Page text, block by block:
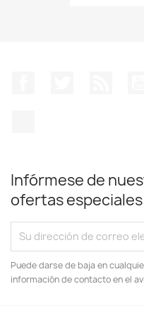
Infórmese de
ofertas especiales
Puede darse de baja en
información de contacto en el